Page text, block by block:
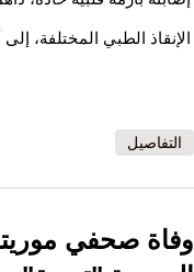
الإنقاذ الطبي المختلفة،
التفاصيل
وفاة صحفي